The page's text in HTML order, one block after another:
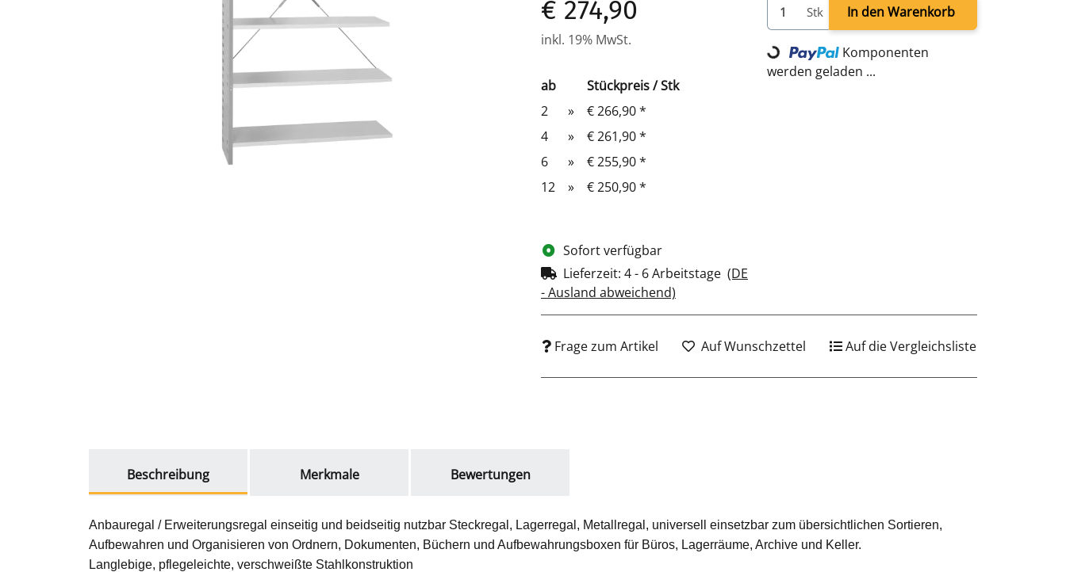
2230 x 1000 x 400 mm (HxBxT)
€ 274,90
inkl. 19% MwSt.
ab
Stückpreis / Stk
2
» € 266,90*
4
» € 261,90*
6
» € 255,90*
12
» € 250,90*
Sofort verfügbar
Lieferzeit: 4 - 6 Arbeitstage (DE
- Ausland abweichend)
Stk In den Warenkorb
Loading...
Komponenten
werden geladen ...
Frage zum Artikel Auf Wunschzettel Auf die Vergleichsliste
Beschreibung
Merkmale Bewertungen
Anbauregal / Erweiterungsregal einseitig und beidseitig nutzbar Steckregal, Lagerregal, Metallregal, universell einsetzbar zum übersichtlichen Sortieren,
Aufbewahren und Organisieren von Ordnern, Dokumenten, Büchern und Aufbewahrungsboxen für Büros, Lagerräume, Archive und Keller.
Langlebige, pflegeleichte, verschweißte Stahlkonstruktion